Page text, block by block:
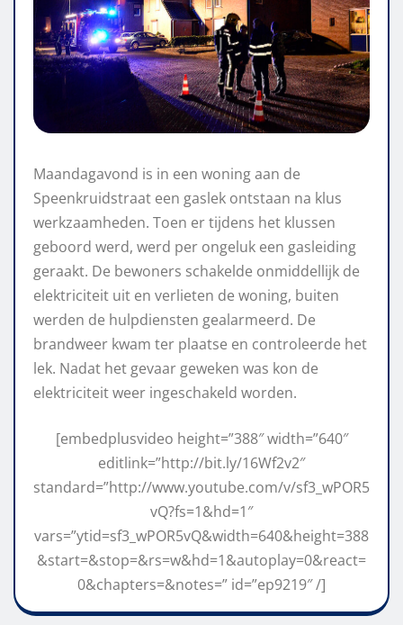
Maandagavond is in een woning aan de
Speenkruidstraat een gaslek ontstaan na klus
werkzaamheden. Toen er tijdens het klussen
geboord werd, werd per ongeluk een gasleiding
geraakt. De bewoners schakelde onmiddellijk de
elektriciteit uit en verlieten de woning, buiten
werden de hulpdiensten gealarmeerd. De
brandweer kwam ter plaatse en controleerde het
lek. Nadat het gevaar geweken was kon de
elektriciteit weer ingeschakeld worden.
[embedplusvideo height=”388″ width=”640″
editlink=”http://bit.ly/16Wf2v2″
standard=”http://www.youtube.com/v/sf3_wPOR5
vQ?fs=1&hd=1″
vars=”ytid=sf3_wPOR5vQ&width=640&height=388
&start=&stop=&rs=w&hd=1&autoplay=0&react=
0&chapters=&notes=” id=”ep9219″ /]